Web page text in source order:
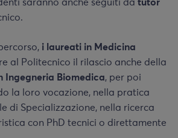
saranno anche seguiti da tutor
i laureati in Medicina
al Politecnico il rilascio anche della
Ingegneria Biomedica, per poi
la loro vocazione, nella pratica
di Specializzazione, nella ricerca
con PhD tecnici o direttamente